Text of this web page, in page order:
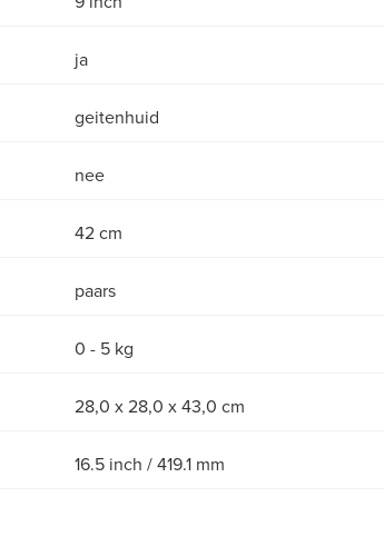
ja
geitenhuid
nee
42 cm
paars
0 - 5 kg
28,0 x 28,0 x 43,0 cm
16.5 inch / 419.1 mm